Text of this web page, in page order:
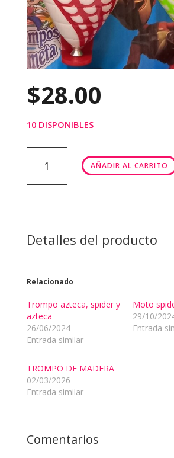
$28.00
10 DISPONIBLES
SPIDER
cantidad
AÑADIR AL CARRITO
Detalles del producto
Relacionado
Trompo azteca, spider y
azteca
26/06/2024
Entrada similar
Moto
29/10/
Entrada
TROMPO DE MADERA
02/03/2026
Entrada similar
Comentarios